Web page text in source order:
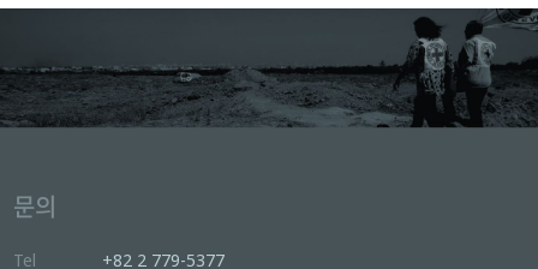
문의
Tel
+82 2 779-5377